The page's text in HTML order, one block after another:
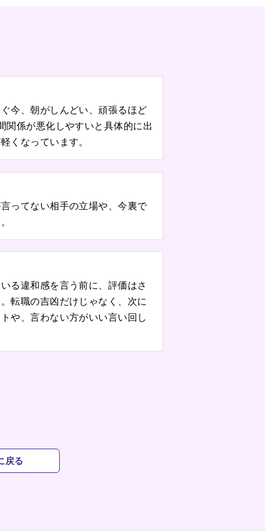
今、朝がしんどい、頑張るほど
関係が悪化しやすいと具体的に出
くなっています。
ってない相手の立場や、今裏で
る違和感を言う前に、評価はさ
転職の吉凶だけじゃなく、次に
や、言わない方がいい言い回し
戻る